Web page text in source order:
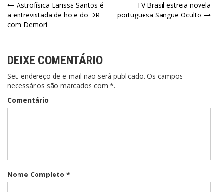
Astrofísica Larissa Santos é
a entrevistada de hoje do DR
com Demori
TV Brasil estreia novela
portuguesa Sangue Oculto
DEIXE COMENTÁRIO
Seu endereço de e-mail não será publicado. Os campos
necessários são marcados com *.
Comentário
Nome Completo *